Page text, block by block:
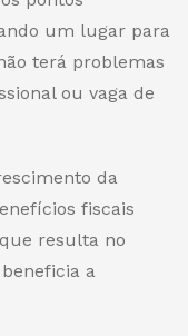
um lugar para
terá problemas
ou vaga de
da
fiscais
resulta no
beneficia a